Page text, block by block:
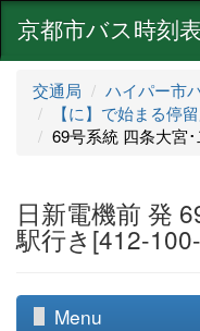
京都市バス時刻表
交通局 ハイパー市
【に】で始まる停
69号系統 四条大宮
日新電機前 発
駅行き[412-
Menu